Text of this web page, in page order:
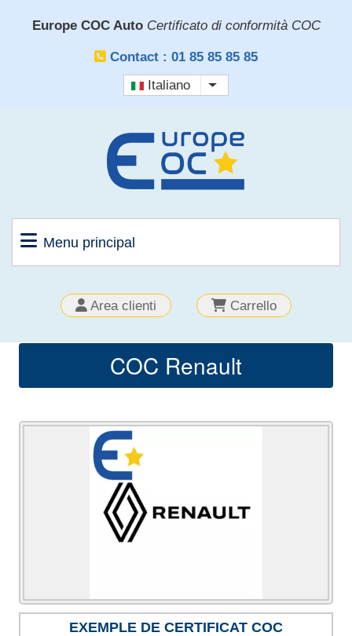
Europe COC Auto Certificato di conformità COC
Contact : 01 85 85 85 85
Italiano
Mostra ulteriori azioni
Menu principal
OUTILS
CLIENT
Area clienti Carrello
COC Renault
EXEMPLE DE CERTIFICAT COC